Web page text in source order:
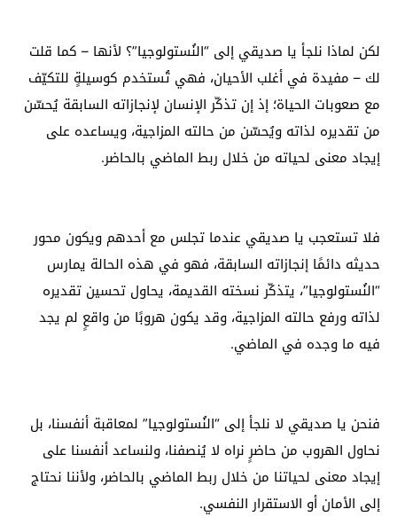
لكن لماذا نلجأ يا صديقي إلى “النُستولوجيا”؟ لأنها – كما قلت
لك – مفيدة في أغلب الأحيان، فهي تُستخدم كوسيلةٍ للتكيّف
مع صعوبات الحياة؛ إذ إن تذكّر الإنسان لإنجازاته السابقة يُحسّن
من تقديره لذاته ويُحسّن من حالته المزاجية، ويساعده على
إيجاد معنى لحياته من خلال ربط الماضي بالحاضر.
فلا تستعجب يا صديقي عندما تجلس مع أحدهم ويكون محور
حديثه دائمًا إنجازاته السابقة، فهو في هذه الحالة يمارس
“النُستولوجيا”، يتذكّر نسخته القديمة، يحاول تحسين تقديره
لذاته ورفع حالته المزاجية، وقد يكون هروبًا من واقعٍ لم يجد
فيه ما وجده في الماضي.
فنحن يا صديقي لا نلجأ إلى “النُستولوجيا” لمعاقبة أنفسنا، بل
نحاول الهروب من حاضرٍ نراه لا يُنصفنا، ولنساعد أنفسنا على
إيجاد معنى لحياتنا من خلال ربط الماضي بالحاضر، ولأننا نحتاج
إلى الأمان أو الاستقرار النفسي.